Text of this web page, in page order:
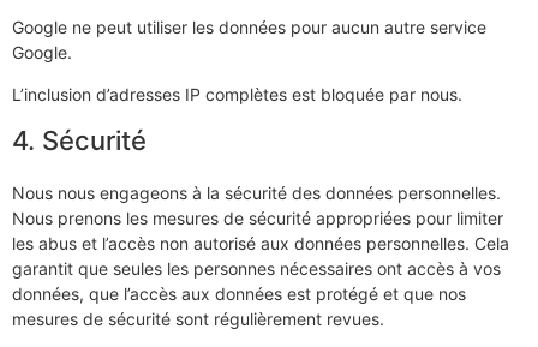
Google ne peut utiliser les données pour aucun autre service
Google.
L’inclusion d’adresses IP complètes est bloquée par nous.
4. Sécurité
Nous nous engageons à la sécurité des données personnelles.
Nous prenons les mesures de sécurité appropriées pour limiter
les abus et l’accès non autorisé aux données personnelles. Cela
garantit que seules les personnes nécessaires ont accès à vos
données, que l’accès aux données est protégé et que nos
mesures de sécurité sont régulièrement revues.